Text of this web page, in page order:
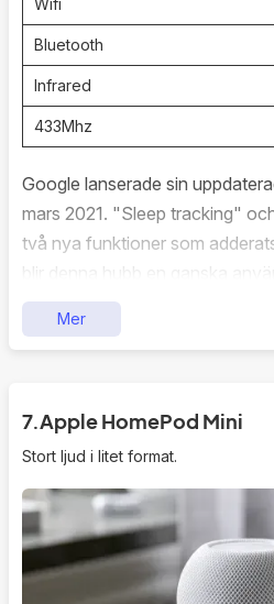
Wifi
Bluetooth
Infrared
433Mhz
Google lanserade sin
mars 2021. "Sleep tracking"
två nya funktioner som
blir denna hubb en ganska
kommer passa i en del kök
igen din röst för bättre
förblir det mest en bra
Mer
7.Apple HomePod Mini
Stort ljud i litet format.